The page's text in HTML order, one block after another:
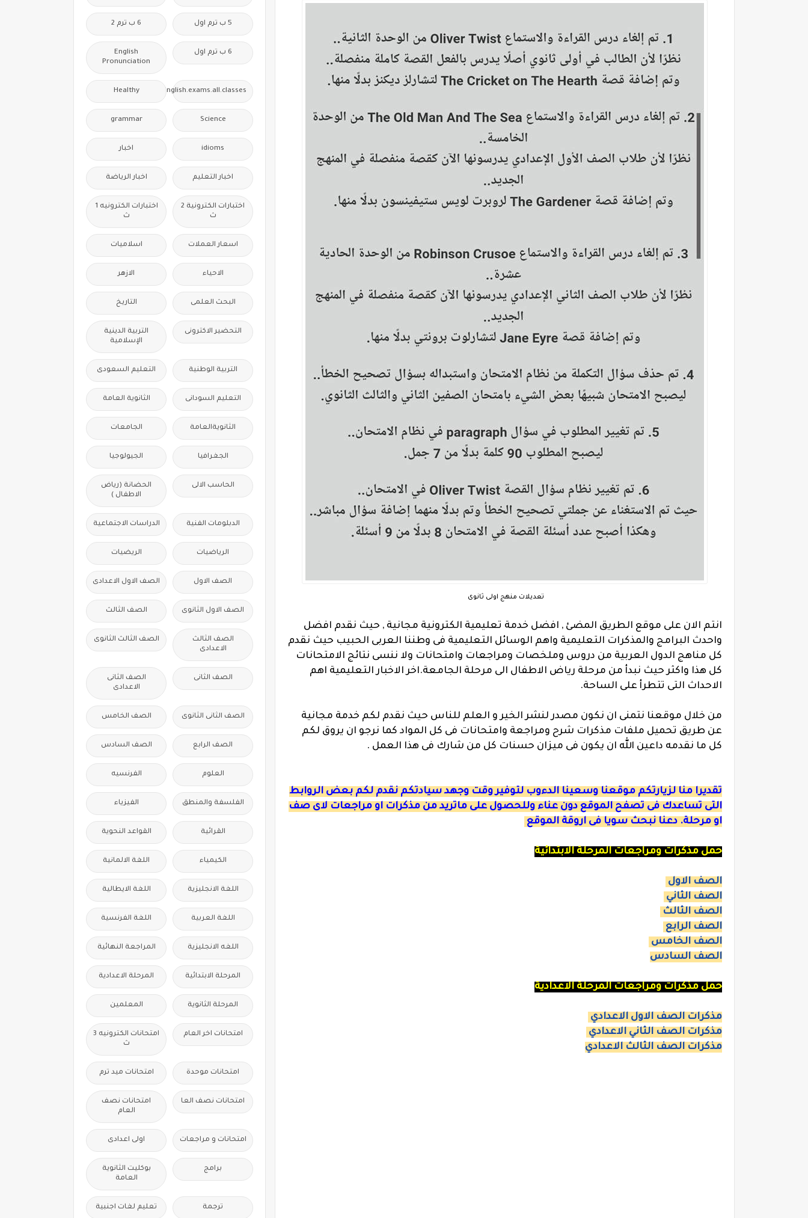
تعديلات منهج اولى ثانوى
انتم الان على موقع الطريق المضئ , افضل خدمة تعليمية الكترونية مجانية , حيث نقدم افضل
واحدث البرامج والمذكرات التعليمية واهم الوسائل التعليمية فى وطننا العربى الحبيب حيث نقدم
كل مناهج الدول العربية من دروس وملخصات ومراجعات وامتحانات ولا ننسى نتائج الامتحانات
كل هذا واكثر حيث نبدأ من مرحلة رياض الاطفال الى مرحلة الجامعة.اخر الاخبار التعليمية اهم
الاحداث التى تتطرأ على الساحة.
من خلال موقعنا نتمنى ان نكون مصدر لنشر الخير و العلم للناس حيث نقدم لكم خدمة مجانية
عن طريق تحميل ملفات مذكرات شرح ومراجعة وامتحانات فى كل المواد كما نرجو ان يروق لكم
كل ما نقدمه داعين الله ان يكون فى ميزان حسنات كل من شارك فى هذا العمل .
تقديرا منا لزيارتكم موقعنا وسعينا الدءوب لتوفير وقت وجهد سيادتكم نقدم لكم بعض الروابط
التى تساعدك فى تصفح الموقع دون عناء وللحصول على ماتريد من مذكرات او مراجعات لاى صف
او مرحلة. دعنا نبحث سويا فى اروقة الموقع
حمل مذكرات ومراجعات المرحلة الابتدائية
الصف الاول
الصف الثاني
الصف الثالث
الصف الرابع
الصف الخامس
الصف السادس
حمل مذكرات ومراجعات المرحلة الاعدادية
مذكرات الصف الاول الاعدادي
مذكرات الصف الثاني الاعدادي
مذكرات الصف الثالث الاعدادي
5 ب ترم اول 6 ب ترم 2
6 ب ترم اول
English
Pronunciation
Free.English.exams.all.classes
Healthy
Science
grammar
idioms اخبار
اخبار التعليم اخبار الرياضة
اختبارات الكترونية 2
ث
اختبارات الكترونيه 1
ث
اسعار العملات اسلاميات
الاحياء الازهر
البحث العلمى التاريخ
التحضير الاكترونى
التربية الدينية
الإسلامية
التربية الوطنية التعليم السعودى
التعليم السودانى الثانوية العامة
الثانويةالعامة الجامعات
الجغرافيا الجيولوجيا
الحاسب الالى
الحضانة (رياض
الاطفال )
الدبلومات الفنية الدراسات الاجتماعية
الرياضيات الريضيات
الصف الاول الصف الاول الاعدادى
الصف الاول الثانوى الصف الثالث
الصف الثالث
الاعدادى
الصف الثالث الثانوى
الصف الثانى
الصف الثانى
الاعدادى
الصف الثانى الثانوى الصف الخامس
الصف الرابع الصف السادس
العلوم الفرنسيه
الفلسفة والمنطق الفيزياء
القرائية القواعد النحوية
الكيمياء اللغة الالمانية
اللغة الانجليزية اللغة الايطالية
اللغة العربية اللغة الفرنسية
اللغه الانجليزية المراجعة النهائية
المرحلة الابتدائية المرحلة الاعدادية
المرحلة الثانوية المعلمين
امتحانات اخر العام
امتحانات الكترونيه 3
ث
امتحانات موحدة امتحانات ميد ترم
امتحانات نصف العا
امتحانات نصف
العام
امتحانات و مراجعات اولى اعدادى
برامج
بوكليت الثانوية
العامة
ترجمة تعليم لغات اجنبية